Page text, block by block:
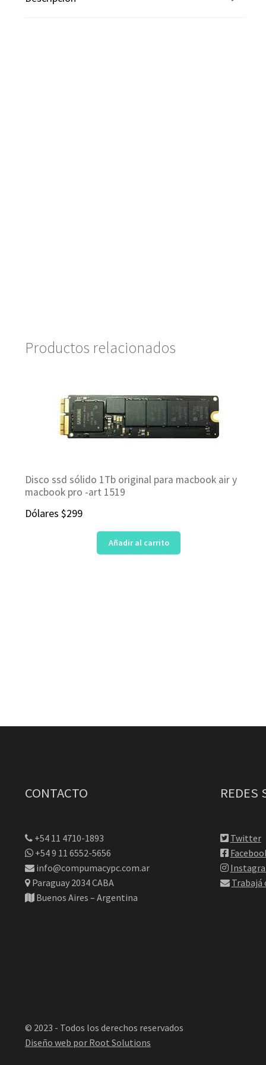
Productos relacionados
Disco ssd sólido 1Tb original para macbook air y
macbook pro -art 1519
Dólares $299
Añadir al carrito
CONTACTO
+54 11 4710-1893
+54 9 11 6552-5656
info@compumacypc.com.ar
Paraguay 2034 CABA
Buenos Aires – Argentina
REDES
Twitter
Trabajá
© 2023 - Todos los derechos reservados
Diseño web por Root Solutions